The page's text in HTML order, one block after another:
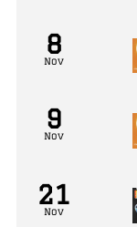
8
Nov
9
Nov
21
Nov